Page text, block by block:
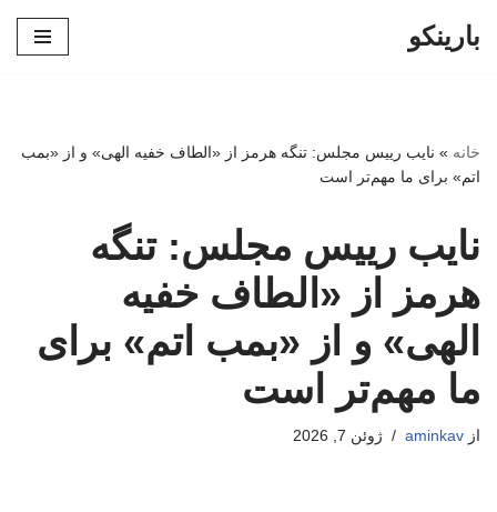
بارینکو
خانه » نایب رییس مجلس: تنگه هرمز از «الطاف خفیه الهی» و از «بمب
اتم» برای ما مهم‌تر است
نایب رییس مجلس: تنگه
هرمز از «الطاف خفیه
الهی» و از «بمب اتم» برای
ما مهم‌تر است
از aminkav ژوئن 7, 2026